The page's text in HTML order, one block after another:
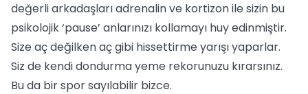
değerli arkadaşları adrenalin ve kortizon ile sizin bu
psikolojik ‘pause’ anlarınızı kollamayı huy edinmiştir.
Size aç değilken aç gibi hissettirme yarışı yaparlar.
Siz de kendi dondurma yeme rekorunuzu kırarsınız.
Bu da bir spor sayılabilir bizce.